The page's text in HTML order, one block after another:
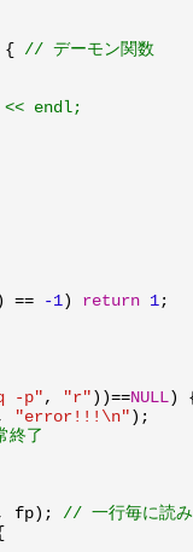
{ // デーモン関数
endl;
== -1) return 1;
-p", "r"))==NULL)
"error!!!\n");
了
fp); // 一行毎に読